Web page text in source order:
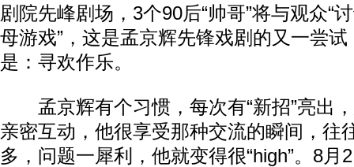
剧院先峰剧场，3个90后“帅哥”将与观众“
母游戏”，这是孟京辉先锋戏剧的又一尝
是：寻欢作乐。
孟京辉有个习惯，每次有“新招”亮出
亲密互动，他很享受那种交流的瞬间，往
多，问题一犀利，他就变得很“high”。8月